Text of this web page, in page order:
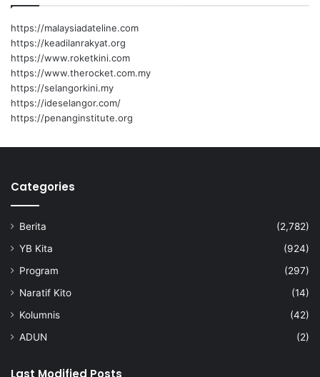
https://malaysiadateline.com
https://keadilanrakyat.org
https://www.roketkini.com
https://www.therocket.com.my
https://selangorkini.my
https://ideselangor.com/
https://penanginstitute.org
Categories
Berita
(2,782)
YB Kita
(924)
Program
(297)
Naratif Kito
(14)
Kolumnis
(42)
ADUN
(2)